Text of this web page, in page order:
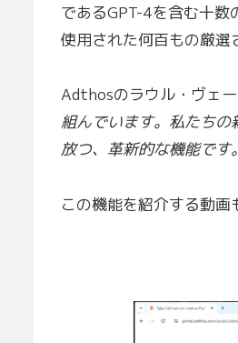
であるGPT-4を含む十
使用された何百もの厳選
Adthosのラウル・ヴェ
組んでいます。私たち
放つ、革新的な機能です。
この機能を紹介する動画